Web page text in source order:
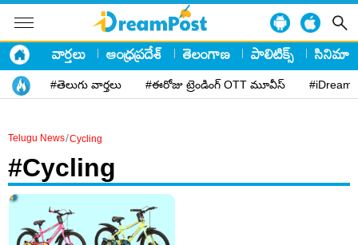
వార్తలు ఆంధ్రప్రదేశ్ తెలంగాణ పాలిటిక్స్ సినిమా
#తెలుగు వార్తలు #ఈరోజు ట్రెండింగ్ OTT మూవీస్
Telugu News/Cycling
#Cycling